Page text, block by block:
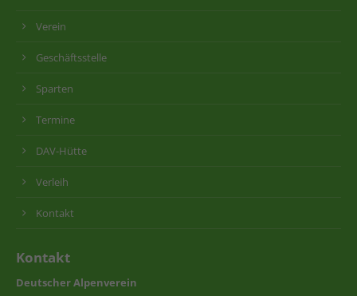
Verein
Geschäftsstelle
Sparten
Termine
DAV-Hütte
Verleih
Kontakt
Kontakt
Deutscher Alpenverein